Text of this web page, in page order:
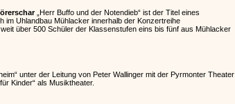
„Herr Buffo und der Notendieb“ ist der Titel eines
Uhlandbau Mühlacker innerhalb der Konzertreihe
über 500 Schüler der Klassenstufen eins bis fünf aus Mühlacker
unter der Leitung von Peter Wallinger mit der Pyrmonter Theater
Kinder“ als Musiktheater.